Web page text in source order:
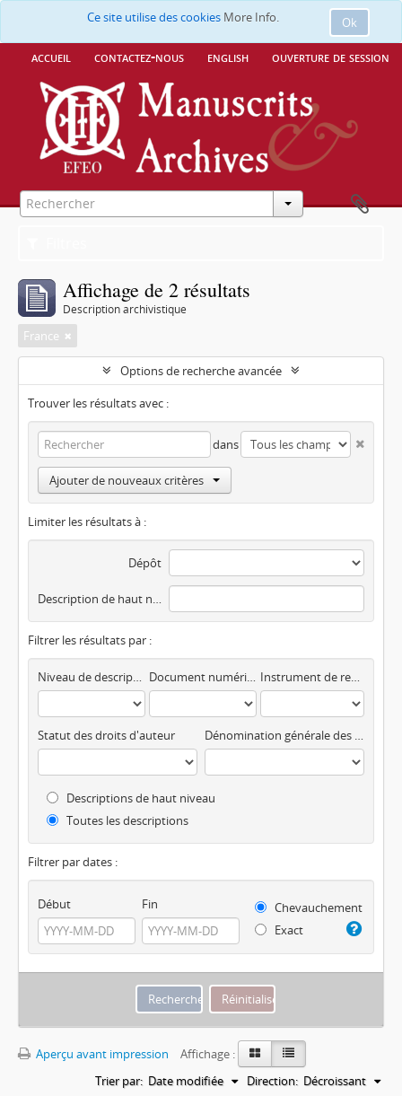
Ok
Ce site utilise des cookies More Info.
accueil contactez-nous english ouverture de session
Affichage de 2 résultats
Description archivistique
France
Options de recherche avancée
Trouver les résultats avec :
dans
Ajouter de nouveaux critères
Limiter les résultats à :
Dépôt
Description de haut niveau
Filtrer les résultats par :
Niveau de description Document numérisé disponible Instrument de recherche
Statut des droits d'auteur Dénomination générale des documents
Descriptions de haut niveau
Toutes les descriptions
Filtrer par dates :
Début Fin
Chevauchement
Exact
Aperçu avant impression
Affichage :
Trier par: Date modifiée Direction: Décroissant